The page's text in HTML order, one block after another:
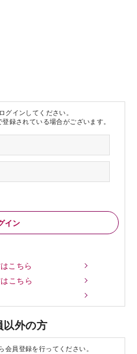
インしてください。
録されている場合がございます。
こちら
こちら
以外の方
員登録を行ってください。